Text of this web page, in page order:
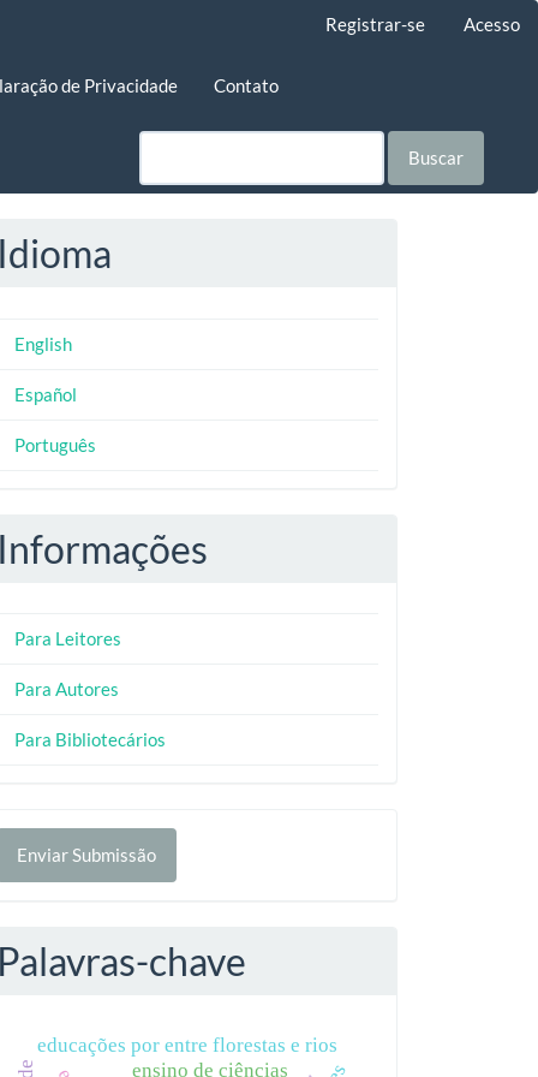
Registrar-se Acesso
de Privacidade Contato
Buscar
Idioma
English
Español
Português
Informações
Para Leitores
Para Autores
Para Bibliotecários
Enviar Submissão
Palavras-chave
educações por entre florestas e rios
ensino de ciências